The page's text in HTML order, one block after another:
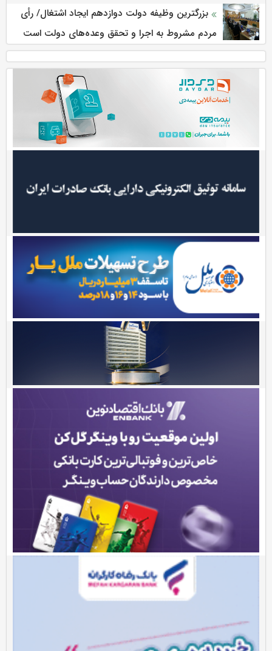
بزرگترین وظیفه دولت دوازدهم ایجاد اشتغال/ رأی
مردم مشروط به اجرا و تحقق وعده‌های دولت است